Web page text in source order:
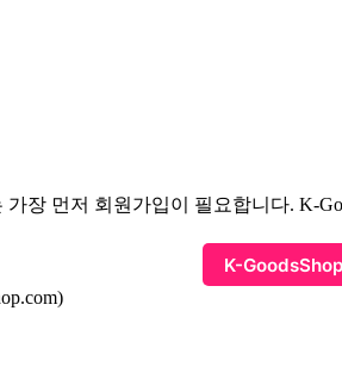
장 먼저 회원가입이 필요합니다. K-
K-
)